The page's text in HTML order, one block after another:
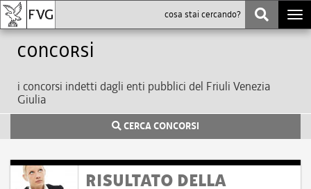
Concorsi
i concorsi indetti dagli enti pubblici del Friuli Venezia
Giulia
CERCA CONCORSI
RISULTATO DELLA